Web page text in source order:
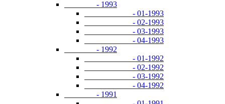
- 1993
- 01-1993
- 02-1993
- 03-1993
- 04-1993
- 1992
- 01-1992
- 02-1992
- 03-1992
- 04-1992
- 1991